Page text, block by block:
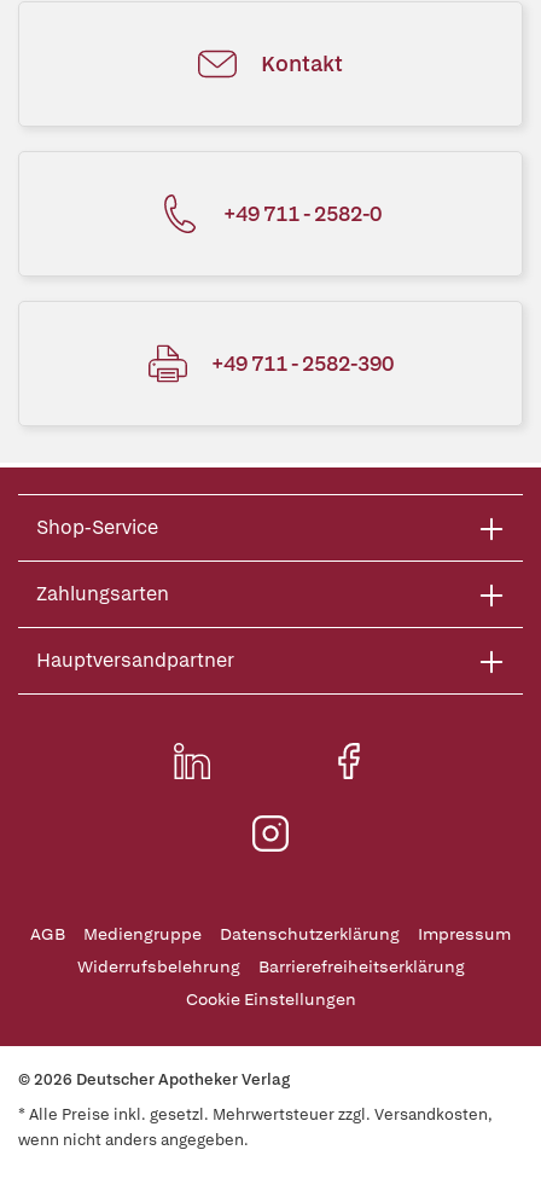
Kontakt
+49 711 - 2582-0
+49 711 - 2582-390
Shop-Service
Zahlungsarten
Hauptversandpartner
AGB Mediengruppe Datenschutzerklärung
Impressum
Widerrufsbelehrung
Barrierefreiheitserklärung
Cookie Einstellungen
© 2026 Deutscher Apotheker Verlag
* Alle Preise inkl. gesetzl. Mehrwertsteuer zzgl. Versandkosten,
wenn nicht anders angegeben.